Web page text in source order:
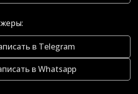
в Telegram
в Whatsapp